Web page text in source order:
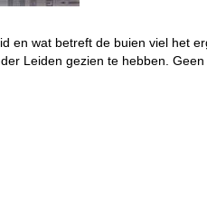
wat betreft de buien viel het
Leiden gezien te hebben.